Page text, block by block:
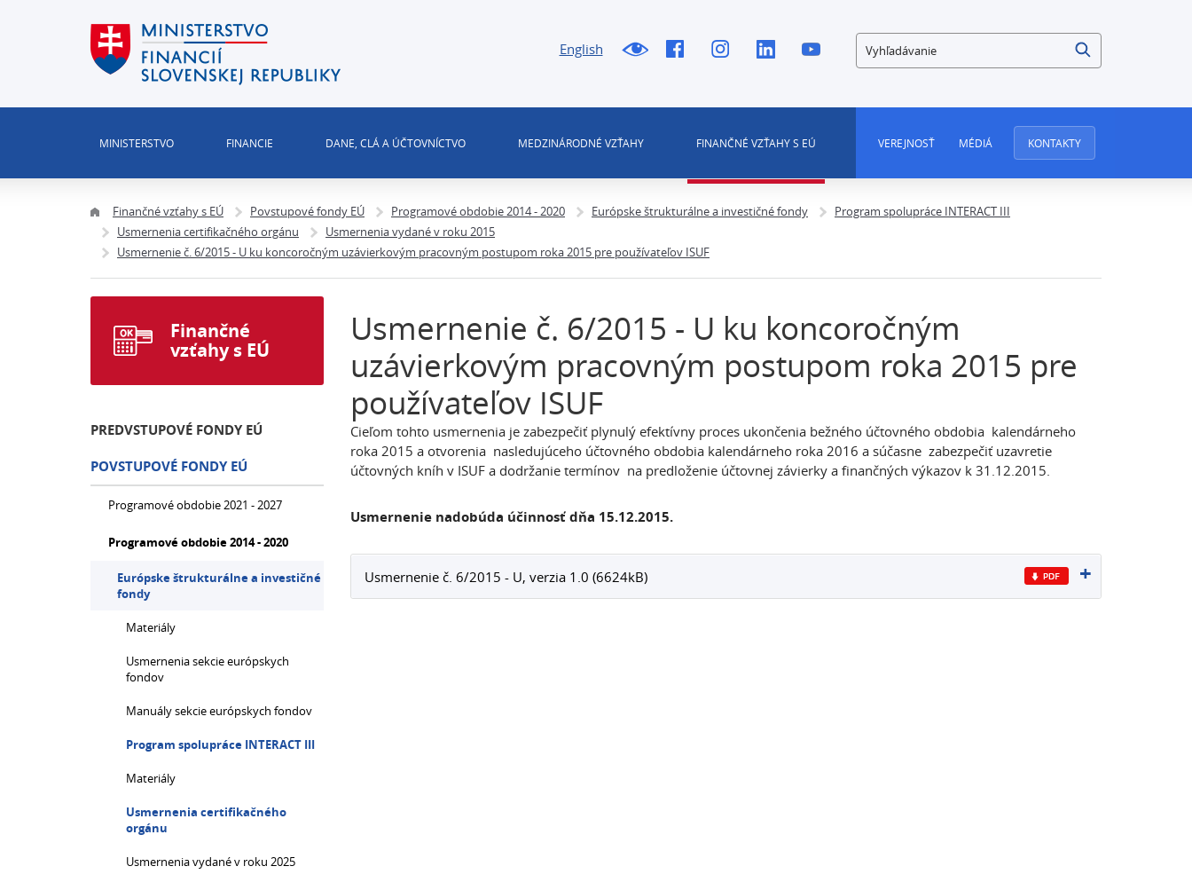
English Vyhľadávanie
MINISTERSTVO FINANCIE DANE, CLÁ A ÚČTOVNÍCTVO MEDZINÁRODNÉ VZŤAHY FINANČNÉ VZŤAHY S EÚ VEREJNOSŤ MÉDIÁ KONTAKTY
Finančné vzťahy s EÚ Povstupové fondy EÚ Programové obdobie 2014 - 2020 Európske štrukturálne a investičné fondy
Program spolupráce INTERACT III
Usmernenia certifikačného orgánu
Usmernenia vydané v roku 2015
Usmernenie č. 6/2015 - U ku koncoročným uzávierkovým pracovným postupom roka 2015 pre používateľov ISUF
Usmernenie č. 6/2015 - U ku koncoročným
uzávierkovým pracovným postupom roka 2015 pre
používateľov ISUF
Cieľom tohto usmernenia je zabezpečiť plynulý efektívny proces ukončenia bežného účtovného obdobia kalendárneho
roka 2015 a otvorenia nasledujúceho účtovného obdobia kalendárneho roka 2016 a súčasne zabezpečiť uzavretie
účtovných kníh v ISUF a dodržanie termínov na predloženie účtovnej závierky a finančných výkazov k 31.12.2015.
Usmernenie nadobúda účinnosť dňa 15.12.2015.
Usmernenie č. 6/2015 - U, verzia 1.0 (6624kB)
Finančné
vzťahy s EÚ
PREDVSTUPOVÉ FONDY EÚ
POVSTUPOVÉ FONDY EÚ
Programové obdobie 2021 - 2027
Programové obdobie 2014 - 2020
Európske štrukturálne a investičné
fondy
Materiály
Usmernenia sekcie európskych
fondov
Manuály sekcie európskych fondov
Program spolupráce INTERACT III
Materiály
Usmernenia certifikačného
orgánu
Usmernenia vydané v roku 2025